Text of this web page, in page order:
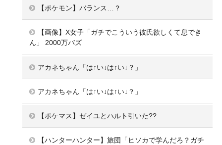
【ポケモン】バランス…？
【画像】X女子「ガチでこういう彼氏欲しくて息でき
ん」 2000万バズ
アカネちゃん「は↑い↓は↑い↓？」
アカネちゃん「は↑い↓は↑い↓？」
【ポケマス】ゼイユとハルト引いた??
【ハンターハンター】旅団「ヒソカで学んだろ？ガチ